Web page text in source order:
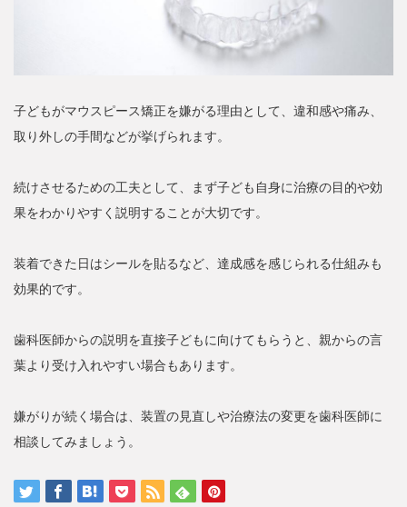
子どもがマウスピース矯正を嫌がる理由として、違和感や痛み、
取り外しの手間などが挙げられます。
続けさせるための工夫として、まず子ども自身に治療の目的や効
果をわかりやすく説明することが大切です。
装着できた日はシールを貼るなど、達成感を感じられる仕組みも
効果的です。
歯科医師からの説明を直接子どもに向けてもらうと、親からの言
葉より受け入れやすい場合もあります。
嫌がりが続く場合は、装置の見直しや治療法の変更を歯科医師に
相談してみましょう。